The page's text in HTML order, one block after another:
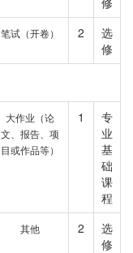
笔试（开卷） 2
选
修
大作业（论
文、报告、项
目或作品等）
1
专
业
基
础
课
程
其他 2
选
修